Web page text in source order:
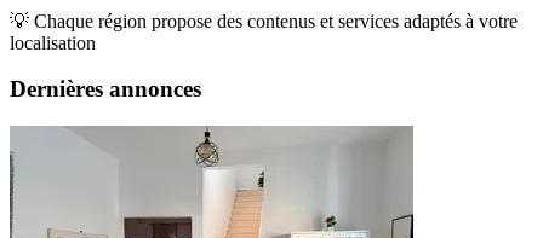
💡 Chaque région propose des contenus et services adaptés à votre
localisation
Dernières annonces